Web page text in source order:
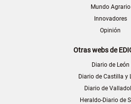
Mundo Agrario
Innovadores
Opinión
Otras webs de
Diario de León
Diario de Castilla y
Diario de
Heraldo-Diario de